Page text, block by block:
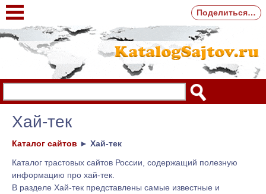
Хай-тек
Каталог сайтов ► Хай-тек
Каталог трастовых сайтов России, содержащий полезную
информацию про хай-тек.
В разделе Хай-тек представлены самые известные и
Поделиться…